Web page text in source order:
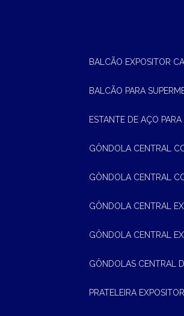
BALCÃO EXPOSITOR
BALCÃO PARA
ESTANTE DE AÇO
GÔNDOLA CENTRAL
GÔNDOLA CENTRAL
GÔNDOLA CENTRAL
GÔNDOLA CENTRAL
GÔNDOLAS CENTRAL
PRATELEIRA